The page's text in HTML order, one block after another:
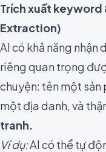
Trích xuất
Extraction)
AI có khả năng nhận
riêng quan trọng
chuyện: tên một sản
một địa danh, và
tranh.
Ví dụ:AI có thể tự